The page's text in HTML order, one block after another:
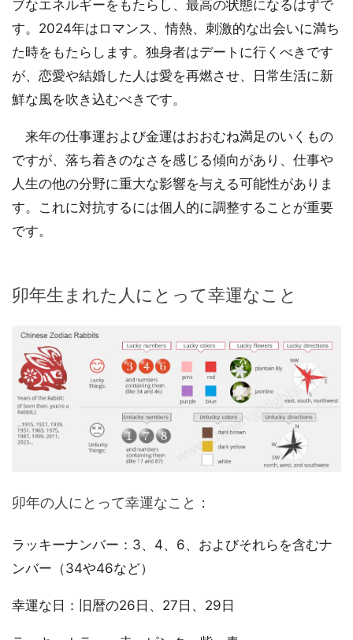
ブなエネルギーをもたらし、最高の状態になるはずで
す。2024年はロマンス、情熱、刺激的な出会いに満ち
た時をもたらします。独身者はデートに行くべきです
が、恋愛や結婚した人は愛を再燃させ、日常生活に新
鮮な風を吹き込むべきです。
来年の仕事運および金運はおおむね満足のいくもの
ですが、落ち着きのなさを感じる傾向があり、仕事や
人生の他の分野に重大な影響を与える可能性がありま
す。これに対抗するには個人的に調整することが重要
です。
卯年生まれた人にとって幸運なこと
卯年の人にとって幸運なこと：
ラッキーナンバー：3、4、6、およびそれらを含むナ
ンバー（34や46など）
幸運な日：旧暦の26日、27日、29日